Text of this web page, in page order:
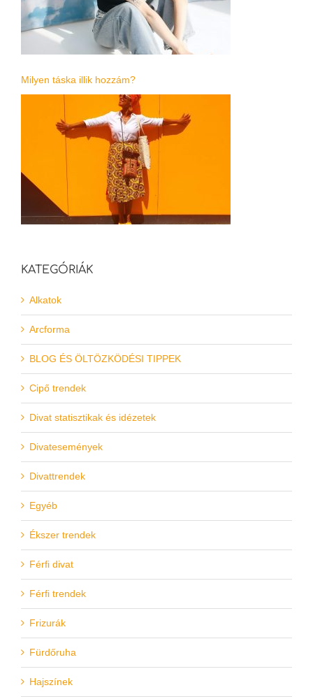
Milyen táska illik hozzám?
KATEGÓRIÁK
Alkatok
Arcforma
BLOG ÉS ÖLTÖZKÖDÉSI TIPPEK
Cipő trendek
Divat statisztikak és idézetek
Divatesemények
Divattrendek
Egyéb
Ékszer trendek
Férfi divat
Férfi trendek
Frizurák
Fürdőruha
Hajszínek